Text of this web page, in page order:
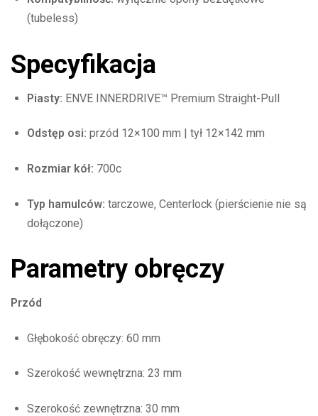
(tubeless)
Specyfikacja
Piasty: ENVE INNERDRIVE™ Premium Straight-Pull
Odstęp osi: przód 12×100 mm | tył 12×142 mm
Rozmiar kół: 700c
Typ hamulców: tarczowe, Centerlock (pierścienie nie są
dołączone)
Parametry obręczy
Przód
Głębokość obręczy: 60 mm
Szerokość wewnętrzna: 23 mm
Szerokość zewnętrzna: 30 mm